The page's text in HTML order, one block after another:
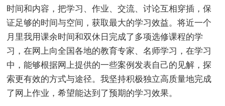
时间和内容，把学习、作业、交流、讨论互相穿插，保
证足够的时间与空间，获取最大的学习效益。将近一个
月里我用课余时间和双休日完成了多项选修课程的学
习，在网上向全国各地的教育专家、名师学习，在学习
中，能够根据网上提供的一些案例发表自己的见解，探
索更有效的方式与途径。我坚持积极独立高质量地完成
了网上作业，希望能达到了预期的学习效果。